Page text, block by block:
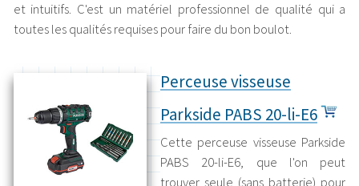
et intuitifs. C'est un matériel professionnel de qualité qui a
toutes les qualités requises pour faire du bon boulot.
Perceuse visseuse
Parkside PABS 20-li-E6
Cette perceuse visseuse Parkside
PABS 20-li-E6, que l'on peut
trouver seule (sans batterie) pour